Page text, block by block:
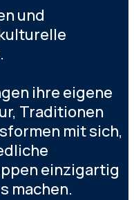
und
ihre eigene
Traditionen
mit sich,
einzigartig
machen.